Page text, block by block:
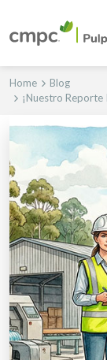
Home
Blog
¡Nuestro